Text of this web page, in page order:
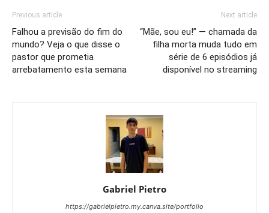
Previous article
Falhou a previsão do fim do
mundo? Veja o que disse o
pastor que prometia
arrebatamento esta semana
Next article
“Mãe, sou eu!” — chamada da
filha morta muda tudo em
série de 6 episódios já
disponível no streaming
Gabriel Pietro
https://gabrielpietro.my.canva.site/portfolio